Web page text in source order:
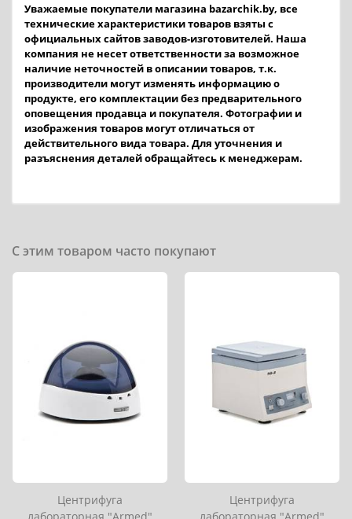
Уважаемые покупатели магазина bazarchik.by, все
технические характеристики товаров взяты с
официальных сайтов заводов-изготовителей. Наша
компания не несет ответственности за возможное
наличие неточностей в описании товаров, т.к.
производители могут изменять информацию о
продукте, его комплектации без предварительного
оповещения продавца и покупателя. Фотографии и
изображения товаров могут отличаться от
действительного вида товара. Для уточнения и
разъяснения деталей обращайтесь к менеджерам.
С этим товаром часто покупают
Центрифуга
Центрифуга